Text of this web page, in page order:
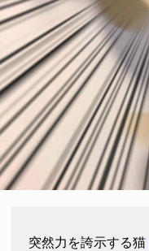
突然力を誇示する猫